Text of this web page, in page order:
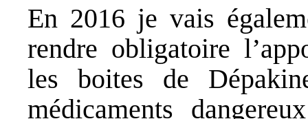
En 2016 je vais
rendre obligatoire
les boites de
médicaments